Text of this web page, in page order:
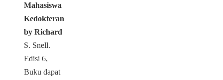
Mahasiswa
Kedokteran
by Richard
S. Snell.
Edisi 6,
Buku dapat